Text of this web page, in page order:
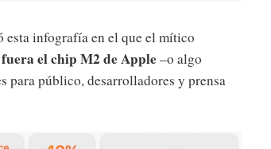
esta infografía en el que el mítico
el chip M2 de Apple–o algo
para público, desarrolladores y prensa